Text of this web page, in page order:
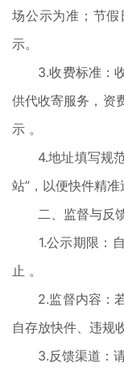
场公示为准；节
示。
3.收费标准：收
供代收寄服务，资
示 。
4.地址填写规范
站”，以便快件精准
二、监督与反
1.公示期限：自
止 。
2.监督内容：若
自存放快件、违规
3.反馈渠道：请